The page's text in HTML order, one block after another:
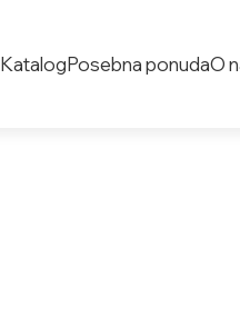
KatalogPosebna ponudaO